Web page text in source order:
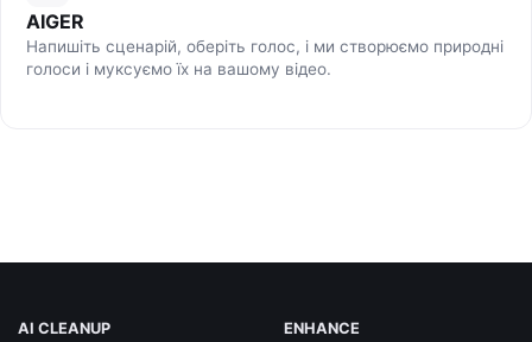
AIGER
Напишіть сценарій, оберіть голос, і ми створюємо природні
голоси і муксуємо їх на вашому відео.
AI CLEANUP
ENHANCE